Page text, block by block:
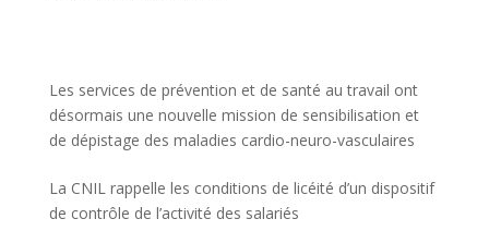
Les services de prévention et de santé au travail ont
désormais une nouvelle mission de sensibilisation et
de dépistage des maladies cardio-neuro-vasculaires
La CNIL rappelle les conditions de licéité d’un dispositif
de contrôle de l’activité des salariés